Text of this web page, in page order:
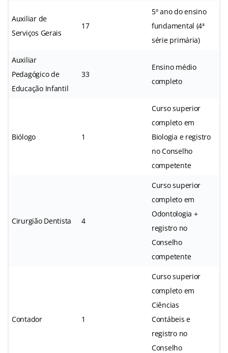
Auxiliar de
Serviços Gerais
17
5º ano do ensino
fundamental (4ª
série primária)
Auxiliar
Pedagógico de
Educação Infantil
33
Ensino médio
completo
Biólogo 1
Curso superior
completo em
Biologia e registro
no Conselho
competente
Cirurgião Dentista 4
Curso superior
completo em
Odontologia +
registro no
Conselho
competente
Contador 1
Curso superior
completo em
Ciências
Contábeis e
registro no
Conselho